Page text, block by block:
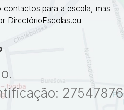
para a escola, mas
DirectórioEscolas.eu
27547876